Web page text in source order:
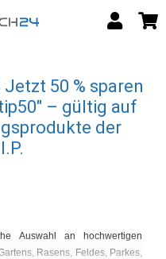
50 % sparen
– gültig auf
der
Auswahl an hochwertigen
Rasens, Feldes, Parkes,